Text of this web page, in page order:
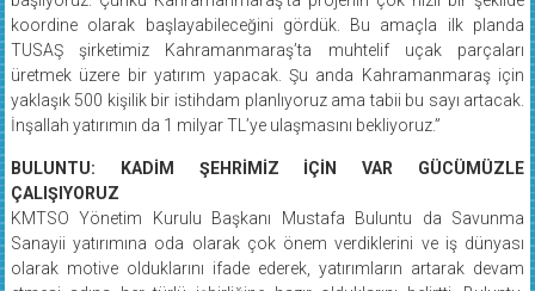
koordine olarak başlayabileceğini gördük. Bu amaçla ilk planda
TUSAŞ şirketimiz Kahramanmaraş’ta muhtelif uçak parçaları
üretmek üzere bir yatırım yapacak. Şu anda Kahramanmaraş için
yaklaşık 500 kişilik bir istihdam planlıyoruz ama tabii bu sayı artacak.
İnşallah yatırımın da 1 milyar TL’ye ulaşmasını bekliyoruz.”
BULUNTU: KADİM ŞEHRİMİZ İÇİN VAR GÜCÜMÜZLE
ÇALIŞIYORUZ
KMTSO Yönetim Kurulu Başkanı Mustafa Buluntu da Savunma
Sanayii yatırımına oda olarak çok önem verdiklerini ve iş dünyası
olarak motive olduklarını ifade ederek, yatırımların artarak devam
etmesi adına her türlü işbirliğine hazır olduklarını belirtti. Buluntu,